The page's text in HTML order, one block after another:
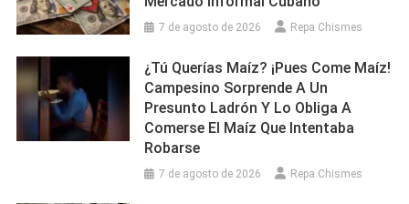
7 de agosto de 2026 Repa Chismes
¿Tú Querías Maíz? ¡Pues Come Maíz!
Campesino Sorprende A Un
Presunto Ladrón Y Lo Obliga A
Comerse El Maíz Que Intentaba
Robarse
7 de agosto de 2026 Repa Chismes